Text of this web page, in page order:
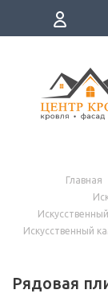
Главная
Искусственный
Рядовая